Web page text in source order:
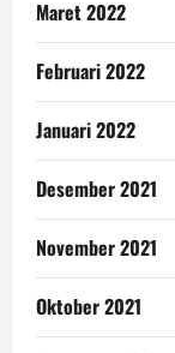
Maret 2022
Februari 2022
Januari 2022
Desember 2021
November 2021
Oktober 2021